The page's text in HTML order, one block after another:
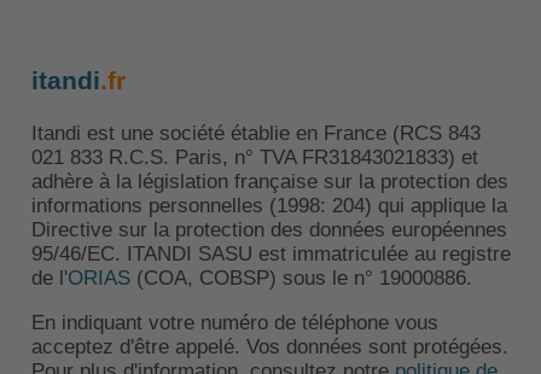
itandi.fr
Itandi est une société établie en France (RCS 843
021 833 R.C.S. Paris, n° TVA FR31843021833) et
adhère à la législation française sur la protection des
informations personnelles (1998: 204) qui applique la
Directive sur la protection des données européennes
95/46/EC. ITANDI SASU est immatriculée au registre
de l'ORIAS(COA, COBSP) sous le n° 19000886.
En indiquant votre numéro de téléphone vous
acceptez d'être appelé. Vos données sont protégées.